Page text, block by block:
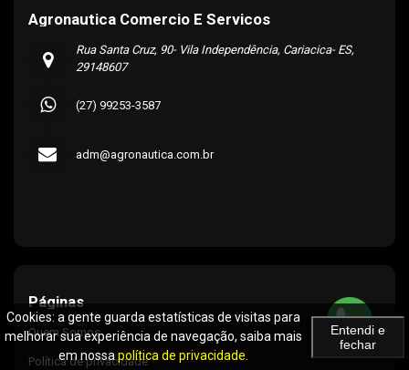
Agronautica Comercio E Servicos
Rua Santa Cruz, 90- Vila Independência, Cariacica- ES,
29148607
(27) 99253-3587
adm@agronautica.com.br
Páginas
Quem Somos
Política de privacidade
Cookies: a gente guarda estatísticas de visitas para
melhorar sua experiência de navegação, saiba mais
em nossa política de privacidade.
Entendi e
fechar